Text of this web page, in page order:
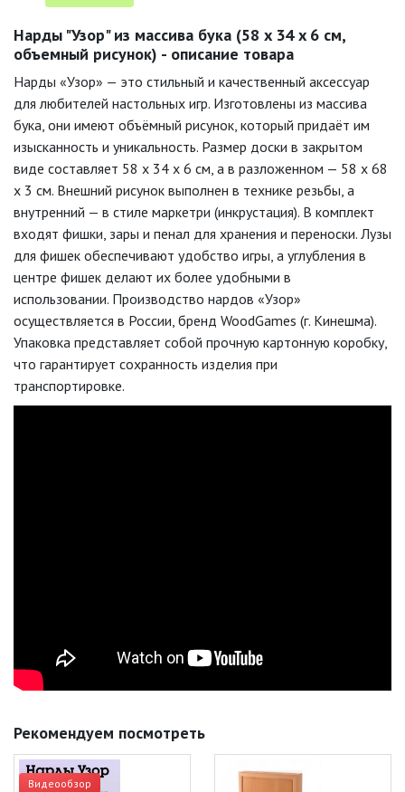
Нарды "Узор" из массива бука (58 x 34 x 6 см,
объемный рисунок) - описание товара
Нарды «Узор» — это стильный и качественный аксессуар
для любителей настольных игр. Изготовлены из массива
бука, они имеют объёмный рисунок, который придаёт им
изысканность и уникальность. Размер доски в закрытом
виде составляет 58 x 34 x 6 см, а в разложенном — 58 x 68
x 3 см. Внешний рисунок выполнен в технике резьбы, а
внутренний — в стиле маркетри (инкрустация). В комплект
входят фишки, зары и пенал для хранения и переноски. Лузы
для фишек обеспечивают удобство игры, а углубления в
центре фишек делают их более удобными в
использовании. Производство нардов «Узор»
осуществляется в России, бренд WoodGames (г. Кинешма).
Упаковка представляет собой прочную картонную коробку,
что гарантирует сохранность изделия при
транспортировке.
Рекомендуем посмотреть
Видеообзор